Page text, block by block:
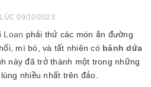
09/10/2023
Loan phải thử các món ăn đường
mì bò, và tất nhiên có bánh dứa
này đã trở thành một trong những
nhiều nhất trên đảo.